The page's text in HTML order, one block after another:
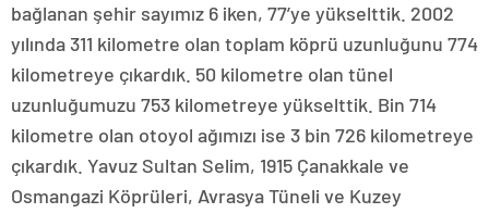
bağlanan şehir sayımız 6 iken, 77’ye yükselttik. 2002
yılında 311 kilometre olan toplam köprü uzunluğunu 774
kilometreye çıkardık. 50 kilometre olan tünel
uzunluğumuzu 753 kilometreye yükselttik. Bin 714
kilometre olan otoyol ağımızı ise 3 bin 726 kilometreye
çıkardık. Yavuz Sultan Selim, 1915 Çanakkale ve
Osmangazi Köprüleri, Avrasya Tüneli ve Kuzey